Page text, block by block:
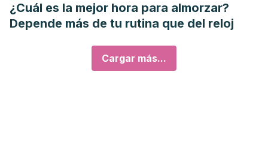
¿Cuál es la mejor hora para almorzar?
Depende más de tu rutina que del reloj
Cargar más...